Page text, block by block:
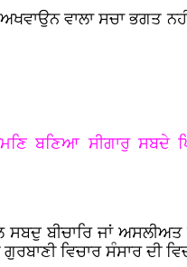
ਵਾਲਾ ਸਚਾ ਭਗਤ
ਬਣਿਆ ਸੀਗਾਰੁ ਸਬਦੇ
ਬੀਚਾਰਿ ਜਾਂ
ਵਿਚਾਰ ਸੰਸਾਰ ਦੀ